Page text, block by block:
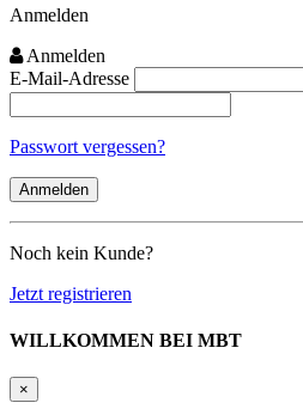
Anmelden
Anmelden
E-Mail-Adresse
Passwort vergessen?
Noch kein Kunde?
Jetzt registrieren
WILLKOMMEN BEI MBT
×